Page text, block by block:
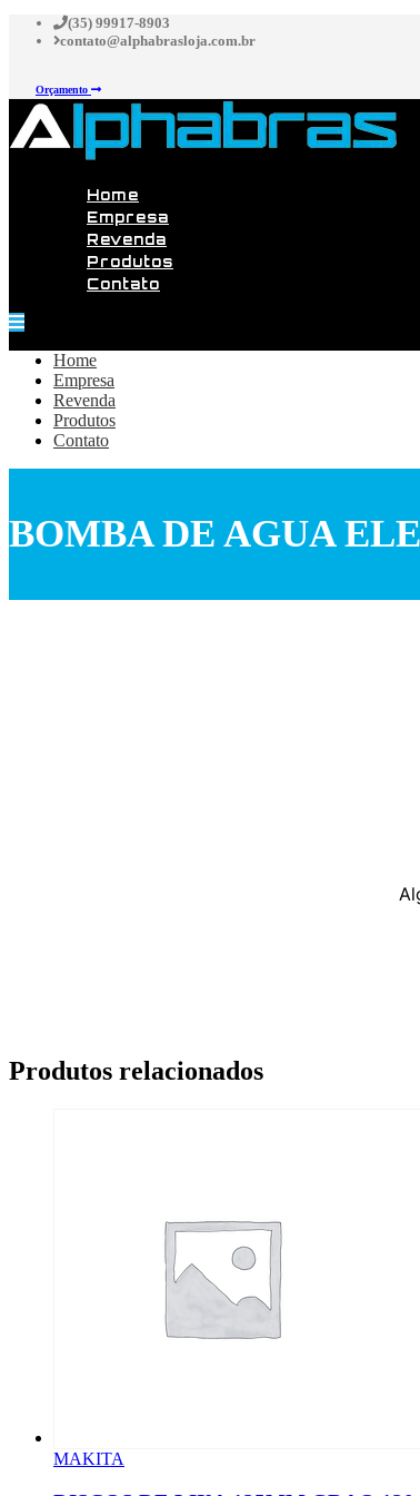
(35) 99917-8903
contato@alphabrasloja.com.br
Orçamento
Home
Empresa
Revenda
Produtos
Contato
Home
Empresa
Revenda
Produtos
Contato
BOMBA DE AGUA
Produtos relacionados
MAKITA